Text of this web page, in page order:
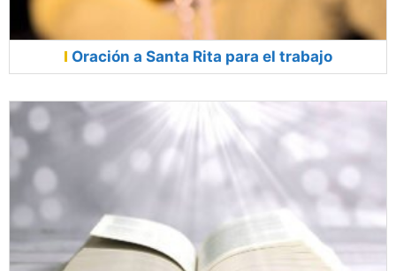
Oración a Santa Rita para el trabajo